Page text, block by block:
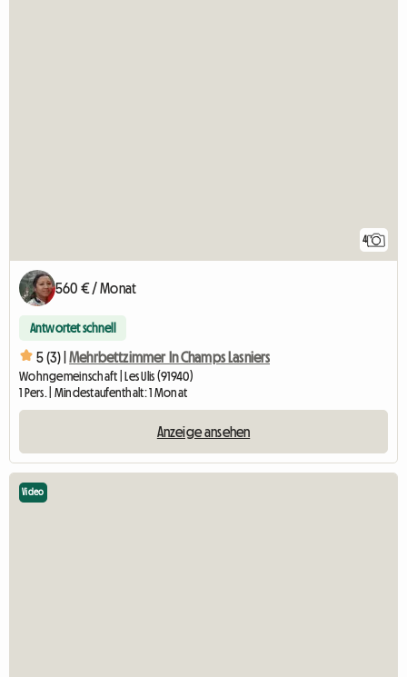
4
560 € / Monat
Antwortet schnell
5 (3) | Mehrbettzimmer In Champs Lasniers
Wohngemeinschaft | Les Ulis (91940)
1 Pers. | Mindestaufenthalt: 1 Monat
Anzeige ansehen
Video